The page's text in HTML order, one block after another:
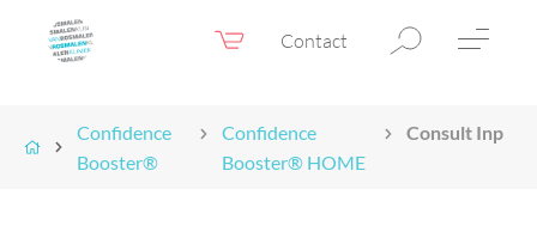
Contact
Webshop NL
Fillers & Botox
Confidence
Booster®
Confidence
Booster® HOME
Consult